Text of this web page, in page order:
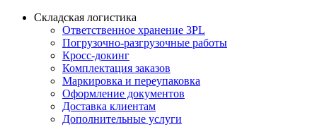
Складская логистика
Ответственное хранение 3PL
Погрузочно-разгрузочные работы
Кросс-докинг
Комплектация заказов
Маркировка и переупаковка
Оформление документов
Доставка клиентам
Дополнительные услуги